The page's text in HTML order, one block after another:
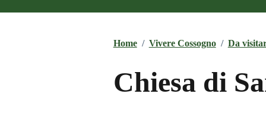
Home / Vivere Cossogno / Da
Chiesa di